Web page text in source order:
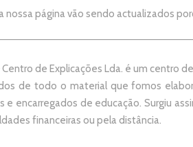
nossa página vão sendo actualizados
de Explicações Lda. é um centro
de todo o material que fomos
e encarregados de educação. Surgiu
financeiras ou pela distância.